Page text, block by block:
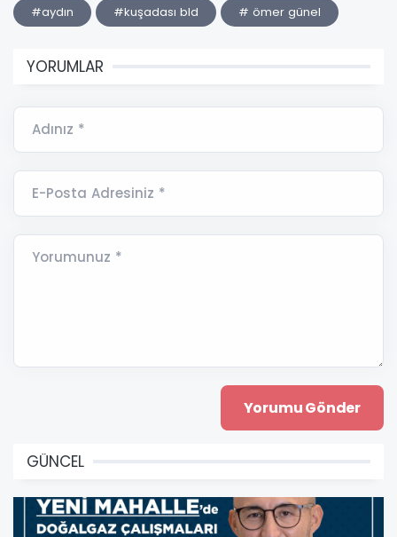
#aydın #kuşadası bld # ömer günel
YORUMLAR
Adınız *
E-Posta Adresiniz *
Yorumunuz *
GÜNCEL